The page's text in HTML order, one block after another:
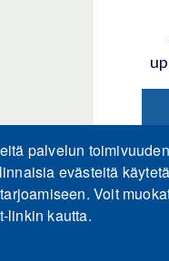
palvelun toimivuuden
evästeitä
Voit
linkin kautta.